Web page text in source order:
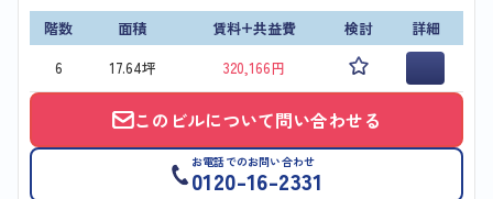
階数 面積 賃料+共益費 検討
詳細
6
17.64坪 320,166円
このビルについて問い合わせる
お電話でのお問い合わせ
0120-16-2331